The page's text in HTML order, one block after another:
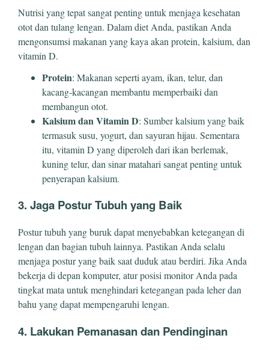
Nutrisi yang tepat sangat penting untuk menjaga kesehatan
otot dan tulang lengan. Dalam diet Anda, pastikan Anda
mengonsumsi makanan yang kaya akan protein, kalsium, dan
vitamin D.
Protein: Makanan seperti ayam, ikan, telur, dan
kacang-kacangan membantu memperbaiki dan
membangun otot.
Kalsium dan Vitamin D: Sumber kalsium yang baik
termasuk susu, yogurt, dan sayuran hijau. Sementara
itu, vitamin D yang diperoleh dari ikan berlemak,
kuning telur, dan sinar matahari sangat penting untuk
penyerapan kalsium.
3. Jaga Postur Tubuh yang Baik
Postur tubuh yang buruk dapat menyebabkan ketegangan di
lengan dan bagian tubuh lainnya. Pastikan Anda selalu
menjaga postur yang baik saat duduk atau berdiri. Jika Anda
bekerja di depan komputer, atur posisi monitor Anda pada
tingkat mata untuk menghindari ketegangan pada leher dan
bahu yang dapat mempengaruhi lengan.
4. Lakukan Pemanasan dan Pendinginan